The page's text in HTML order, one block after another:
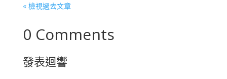
« 檢視過去文章
0 Comments
發表迴響